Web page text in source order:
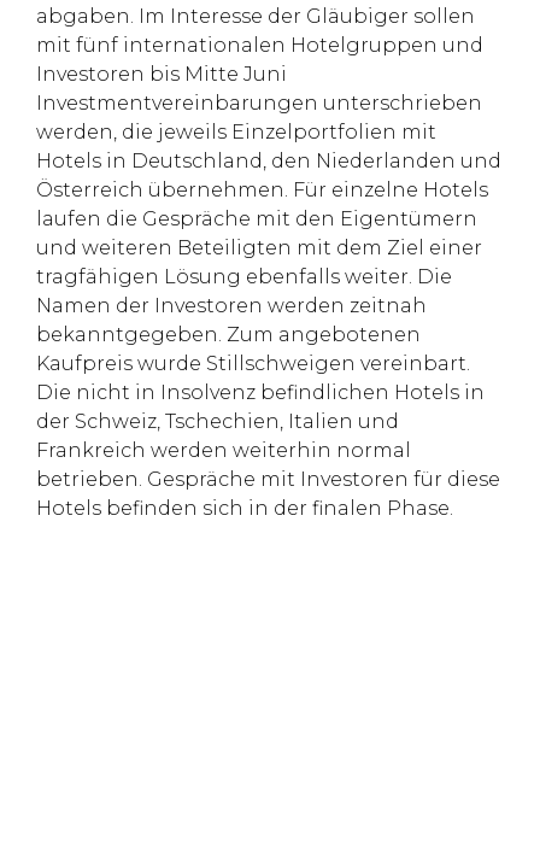
abgaben. Im Interesse der Gläubiger sollen
mit fünf internationalen Hotelgruppen und
Investoren bis Mitte Juni
Investmentvereinbarungen unterschrieben
werden, die jeweils Einzelportfolien mit
Hotels in Deutschland, den Niederlanden und
Österreich übernehmen. Für einzelne Hotels
laufen die Gespräche mit den Eigentümern
und weiteren Beteiligten mit dem Ziel einer
tragfähigen Lösung ebenfalls weiter. Die
Namen der Investoren werden zeitnah
bekanntgegeben. Zum angebotenen
Kaufpreis wurde Stillschweigen vereinbart.
Die nicht in Insolvenz befindlichen Hotels in
der Schweiz, Tschechien, Italien und
Frankreich werden weiterhin normal
betrieben. Gespräche mit Investoren für diese
Hotels befinden sich in der finalen Phase.